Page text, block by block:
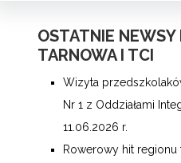
OSTATNIE
TARNOWA I TCI
Wizyta
Nr 1 z Oddziałami
11.06.2026 r.
Rowerowy hit regionu